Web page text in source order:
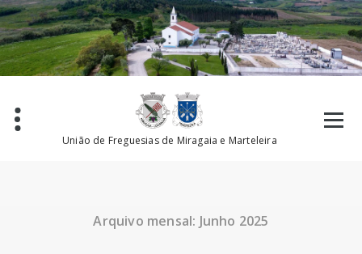
Saltar
para
o
conteúdo
União de Freguesias de Miragaia e Marteleira
Arquivo mensal: Junho 2025